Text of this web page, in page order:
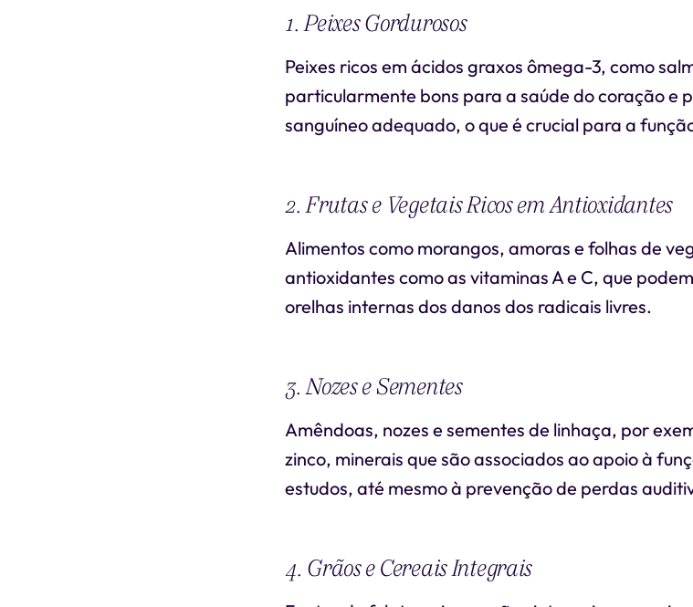
1. Peixes Gordurosos
Peixes ricos em ácidos graxos ômega-3, como
particularmente bons para a saúde do coração e
sanguíneo adequado, o que é crucial para a
2. Frutas e Vegetais Ricos em Antioxidantes
Alimentos como morangos, amoras e folhas de
antioxidantes como as vitaminas A e C, que
orelhas internas dos danos dos radicais livres.
3. Nozes e Sementes
Amêndoas, nozes e sementes de linhaça, por
zinco, minerais que são associados ao apoio à
estudos, até mesmo à prevenção de perdas
4. Grãos e Cereais Integrais